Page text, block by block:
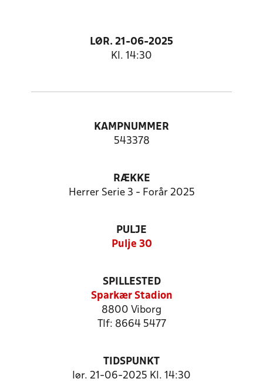
LØR. 21-06-2025
Kl. 14:30
KAMPNUMMER
543378
RÆKKE
Herrer Serie 3 - Forår 2025
PULJE
Pulje 30
SPILLESTED
Sparkær Stadion
8800 Viborg
Tlf: 8664 5477
TIDSPUNKT
lør. 21-06-2025 Kl. 14:30